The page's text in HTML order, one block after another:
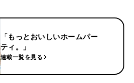
「もっとおいしいホームパー
ティ。」
連載一覧を見る